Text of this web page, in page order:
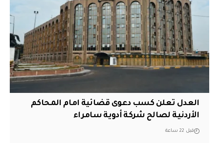
العدل تعلن كسب دعوى قضائية امام المحاكم
الأردنية لصالح شركة أدوية سامراء
قبل 22 ساعة